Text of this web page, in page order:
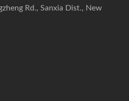
Rd., Sanxia Dist., New